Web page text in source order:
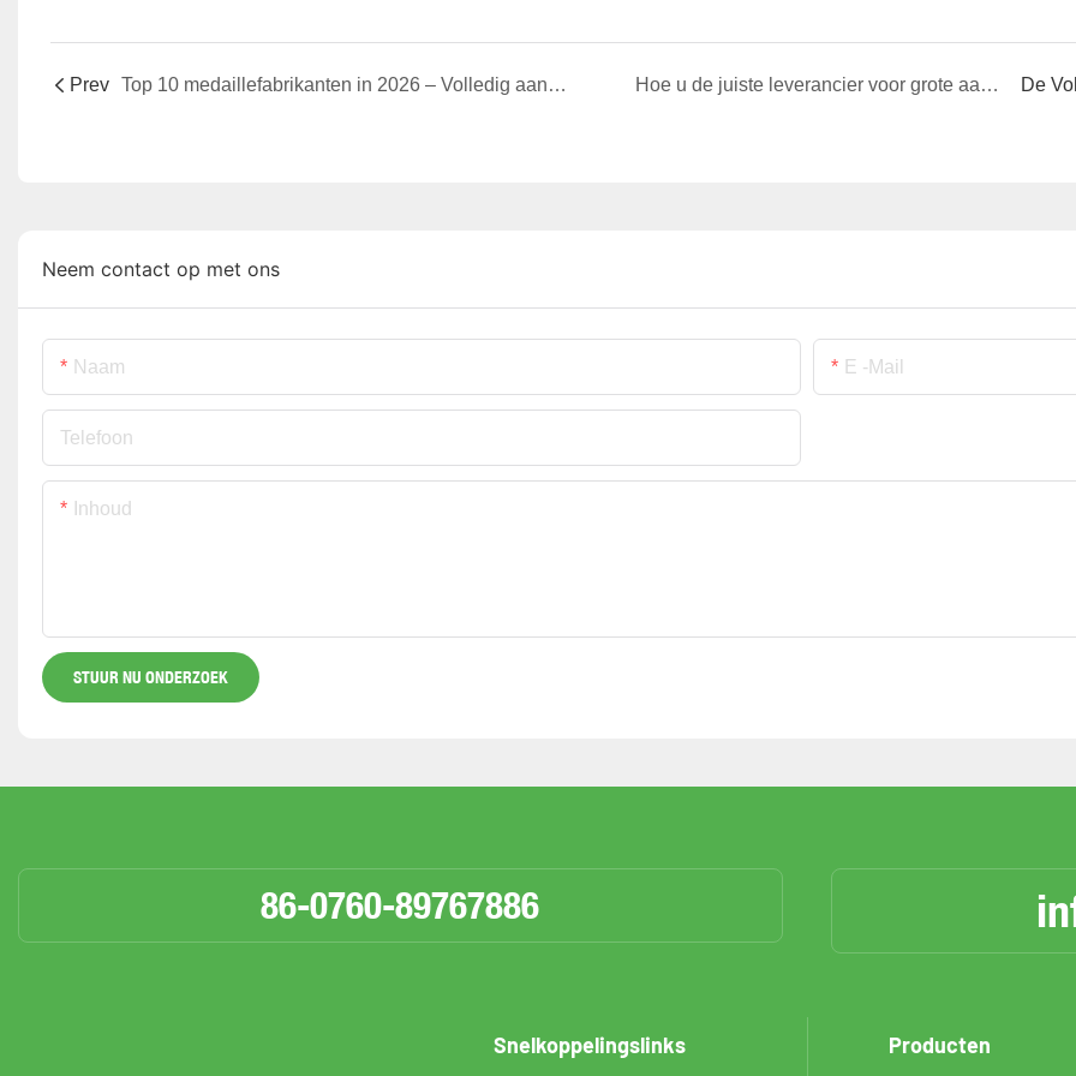
Prev Top 10 medaillefabrikanten in 2026 – Volledig aanpasbaar &amp; geen minimale bestelhoeveelheid Hoe u de juiste leverancier voor grote aantallen challenge coins kiest (complete gids voor 2026) De
Neem contact op met ons
Naam E -mail
Telefoon
Inhoud
STUUR NU ONDERZOEK
86-0760-89767886
Snelkoppelingslinks Producten